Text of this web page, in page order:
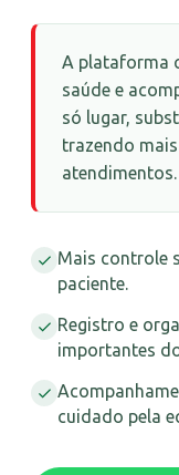
A plataforma
saúde e
só lugar,
trazendo
atendimentos.
Mais controle
paciente.
Registro e
importantes
cuidado pela